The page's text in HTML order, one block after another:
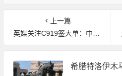
上一篇
英媒关注C919签大单：中国努力跻身民航“主要玩家”
希腊特洛伊木